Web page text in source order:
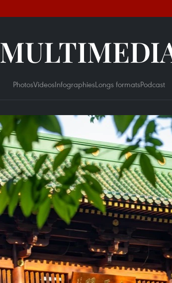
PhotosVideosInfographiesLongs formatsPodcast